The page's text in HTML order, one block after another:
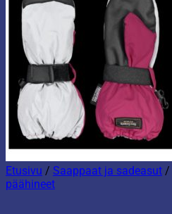
Etusivu / Saappaat ja sadeasut /
päähineet